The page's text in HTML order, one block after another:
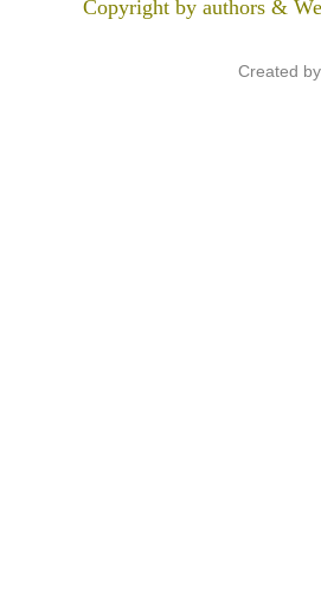
Copyright by authors &
Created